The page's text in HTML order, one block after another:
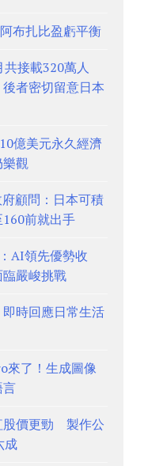
布扎比盈虧平衡
接載320萬人
者密切留意日本
億美元永久經濟
觀
顧問：日本可積
前就出手
AI領先優勢收
嚴峻挑戰
時回應日常生活
來了！生成圖像
股價更勁 製作公
成